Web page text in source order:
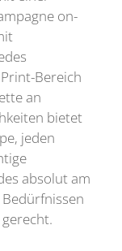
on-
Bereich
an
bietet
jeden
absolut am